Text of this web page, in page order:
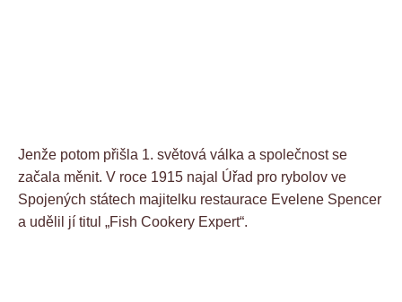
Jenže potom přišla 1. světová válka a společnost se
začala měnit. V roce 1915 najal Úřad pro rybolov ve
Spojených státech majitelku restaurace Evelene Spencer
a udělil jí titul „Fish Cookery Expert“.